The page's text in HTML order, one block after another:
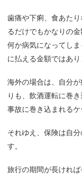
歯痛や下痢、食あた
るだけでもかなりの
何か病気になってし
に払える金額ではあり
海外の場合は、自分
りも、飲酒運転に巻
事故に巻き込まれるケ
それゆえ、保険は自
す。
旅行の期間が長けれ